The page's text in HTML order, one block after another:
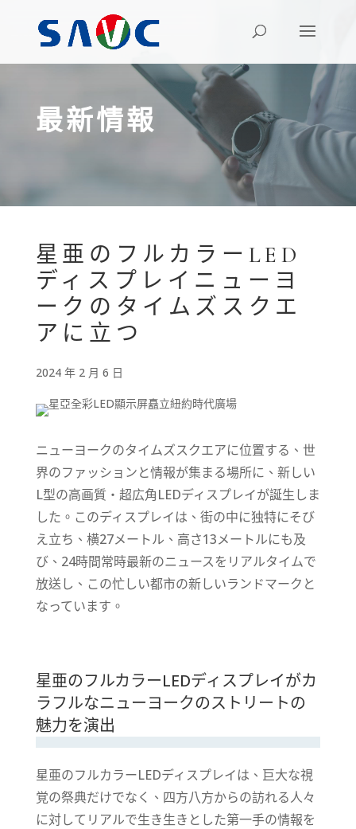
最新情報
星亜のフルカラーLED
ディスプレイニューヨ
ークのタイムズスクエ
アに立つ
2024 年 2 月 6 日
ニューヨークのタイムズスクエアに位置する、世
界のファッションと情報が集まる場所に、新しい
L型の高画質・超広角LEDディスプレイが誕生しま
した。このディスプレイは、街の中に独特にそび
え立ち、横27メートル、高さ13メートルにも及
び、 24時間常時最新のニュースをリアルタイムで
放送し、この忙しい都市の新しいランドマークと
なっています。
星亜のフルカラーLEDディスプレイがカ
ラフルなニューヨークのストリートの
魅力を演出
星亜のフルカラーLEDディスプレイは、巨大な視
覚の祭典だけでなく、四方八方からの訪れる人々
に対してリアルで生き生きとした第一手の情報を